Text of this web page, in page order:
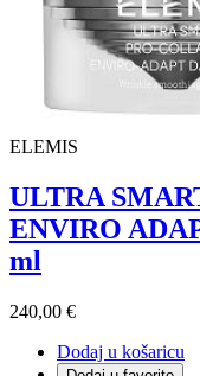
ELEMIS
ULTRA
ENVIRO
ml
240,00 €
Dodaj u košaricu